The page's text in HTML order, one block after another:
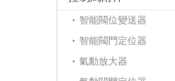
智能閥位變送器
智能閥門定位器
氣動放大器